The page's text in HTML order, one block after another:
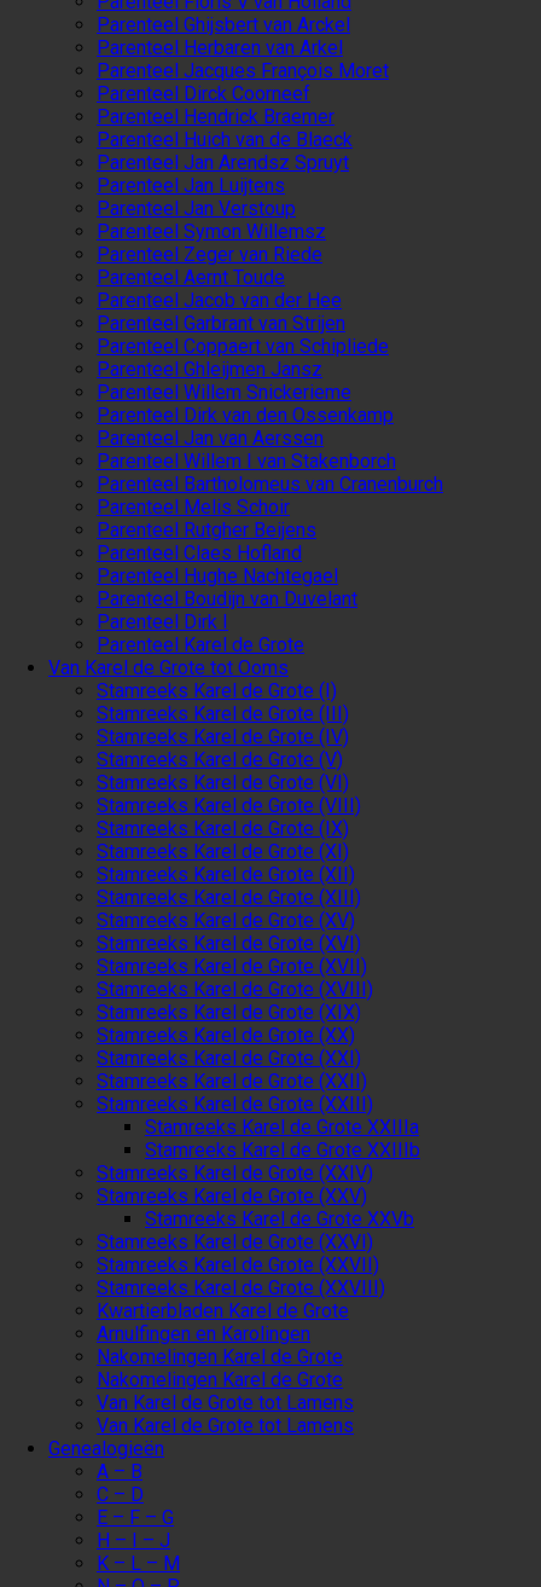
Parenteel Ghijsbert van Arckel
Parenteel Herbaren van Arkel
Parenteel Jacques François Moret
Parenteel Dirck Coorneef
Parenteel Hendrick Braemer
Parenteel Huich van de Blaeck
Parenteel Jan Arendsz Spruyt
Parenteel Jan Luijtens
Parenteel Jan Verstoup
Parenteel Symon Willemsz
Parenteel Zeger van Riede
Parenteel Aernt Toude
Parenteel Jacob van der Hee
Parenteel Garbrant van Strijen
Parenteel Coppaert van Schipliede
Parenteel Ghleijmen Jansz
Parenteel Willem Snickerieme
Parenteel Dirk van den Ossenkamp
Parenteel Jan van Aerssen
Parenteel Willem I van Stakenborch
Parenteel Bartholomeus van Cranenburch
Parenteel Melis Schoir
Parenteel Rutgher Beijens
Parenteel Claes Hofland
Parenteel Hughe Nachtegael
Parenteel Boudijn van Duvelant
Parenteel Dirk I
Parenteel Karel de Grote
Van Karel de Grote tot Ooms
Stamreeks Karel de Grote (I)
Stamreeks Karel de Grote (III)
Stamreeks Karel de Grote (IV)
Stamreeks Karel de Grote (V)
Stamreeks Karel de Grote (VI)
Stamreeks Karel de Grote (VIII)
Stamreeks Karel de Grote (IX)
Stamreeks Karel de Grote (XI)
Stamreeks Karel de Grote (XII)
Stamreeks Karel de Grote (XIII)
Stamreeks Karel de Grote (XV)
Stamreeks Karel de Grote (XVI)
Stamreeks Karel de Grote (XVII)
Stamreeks Karel de Grote (XVIII)
Stamreeks Karel de Grote (XIX)
Stamreeks Karel de Grote (XX)
Stamreeks Karel de Grote (XXI)
Stamreeks Karel de Grote (XXII)
Stamreeks Karel de Grote (XXIII)
Stamreeks Karel de Grote XXIIIa
Stamreeks Karel de Grote XXIIIb
Stamreeks Karel de Grote (XXIV)
Stamreeks Karel de Grote (XXV)
Stamreeks Karel de Grote XXVb
Stamreeks Karel de Grote (XXVI)
Stamreeks Karel de Grote (XXVII)
Stamreeks Karel de Grote (XXVIII)
Kwartierbladen Karel de Grote
Arnulfingen en Karolingen
Nakomelingen Karel de Grote
Nakomelingen Karel de Grote
Van Karel de Grote tot Lamens
Van Karel de Grote tot Lamens
Genealogieën
A – B
C – D
E – F – G
H – I – J
K – L – M